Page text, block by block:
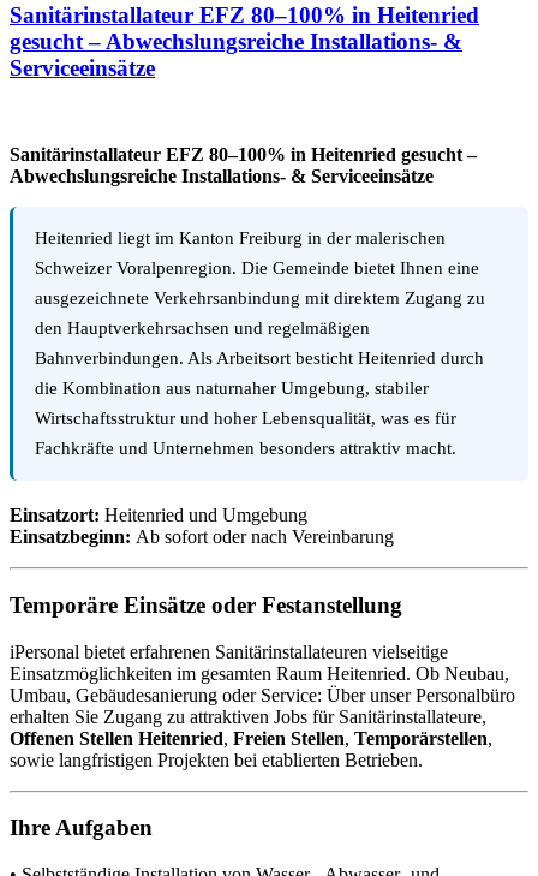
Sanitärinstallateur EFZ 80–100% in Heitenried
gesucht – Abwechslungsreiche Installations- &
Serviceeinsätze
Sanitärinstallateur EFZ 80–100% in Heitenried gesucht –
Abwechslungsreiche Installations- & Serviceeinsätze
Heitenried liegt im Kanton Freiburg in der malerischen
Schweizer Voralpenregion. Die Gemeinde bietet Ihnen eine
ausgezeichnete Verkehrsanbindung mit direktem Zugang zu
den Hauptverkehrsachsen und regelmäßigen
Bahnverbindungen. Als Arbeitsort besticht Heitenried durch
die Kombination aus naturnaher Umgebung, stabiler
Wirtschaftsstruktur und hoher Lebensqualität, was es für
Fachkräfte und Unternehmen besonders attraktiv macht.
Einsatzort: Heitenried und Umgebung
Einsatzbeginn: Ab sofort oder nach Vereinbarung
Temporäre Einsätze oder Festanstellung
iPersonal bietet erfahrenen Sanitärinstallateuren vielseitige
Einsatzmöglichkeiten im gesamten Raum Heitenried. Ob Neubau,
Umbau, Gebäudesanierung oder Service: Über unser Personalbüro
erhalten Sie Zugang zu attraktiven Jobs für Sanitärinstallateure,
Offenen Stellen Heitenried, Freien Stellen, Temporärstellen,
sowie langfristigen Projekten bei etablierten Betrieben.
Ihre Aufgaben